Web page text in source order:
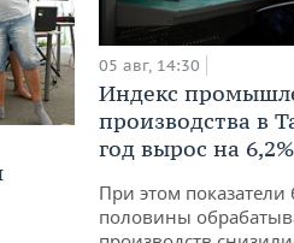
05 авг, 14:30
Индекс
производства в
год вырос на 6,2%
При этом показатели
половины